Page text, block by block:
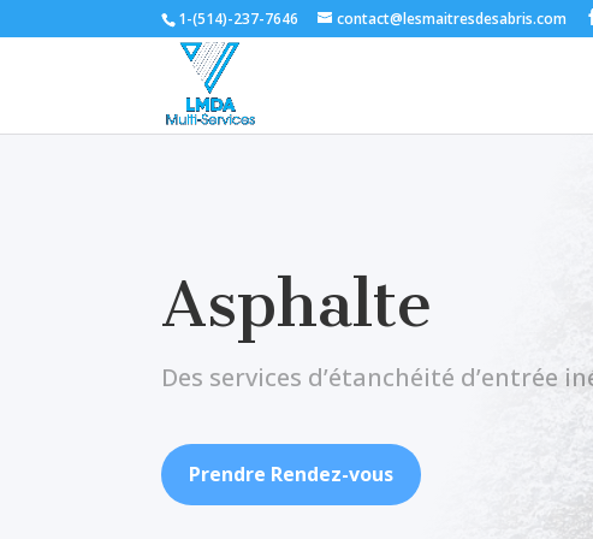
1-(514)-237-7646 contact@lesmaitresdesabris.com
Asphalte
Des services d’étanchéité d’entrée
Prendre Rendez-vous